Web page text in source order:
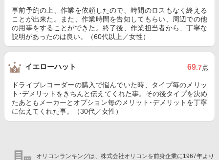
事前予約の上、作業を依頼したので、時間のロスもなく終える
ことが出来た。また、作業時間を告知してもらい、周辺での他
の用事をすることができた。終了後、作業担当者から、丁寧な
説明があったのは良い。（60代以上／女性）
イエローハット 69.7点
ドライブレコーダーの購入で悩んでいた時、タイプ毎のメリッ
ト･デメリットをきちんと伝えてくれた事。その後タイプを決め
たあともメーカーとオプション毎のメリット･デメリットを丁寧
に伝えてくれた事。（30代／女性）
オリコンランキングは、株式会社オリコンを前身企業に1967年より